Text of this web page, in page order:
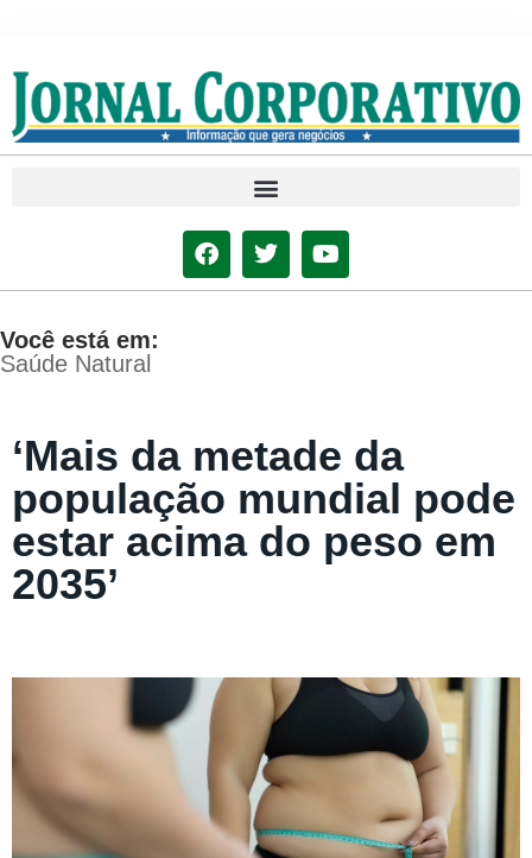
Você está em:
Saúde Natural
‘Mais da metade da
população mundial pode
estar acima do peso em
2035’